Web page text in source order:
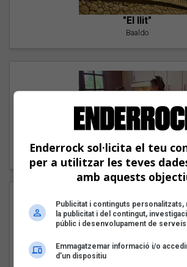
"El llit"
Baaldo
"Lo bueno y lo malo"
Carmen y María
Enderrock sol·licita el teu
per a utilitzar les teves
amb aquests
Publicitat i continguts personalitzats,
la publicitat i del contingut,
públic i desenvolupament de serveis
Emmagatzemar informació i/o
d’un dispositiu